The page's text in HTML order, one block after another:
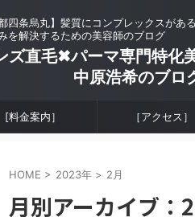
都四条烏丸】髪質にコンプレックスがあ
を解決するための美容師のブログ
ズ直毛✖︎パーマ専門特化
中原浩希のブロ
[料金案内］ ［アクセス］
HOME > 2023年 > 2月
月別アーカイブ：